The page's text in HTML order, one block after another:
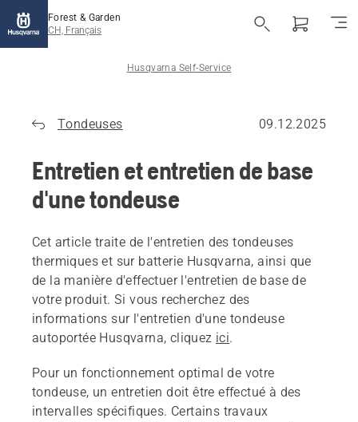
Forest & Garden
CH, Français
Husqvarna Self-Service
Tondeuses 09.12.2025
Entretien et entretien de base
d'une tondeuse
Cet article traite de l'entretien des tondeuses
thermiques et sur batterie Husqvarna, ainsi que
de la manière d'effectuer l'entretien de base de
votre produit. Si vous recherchez des
informations sur l'entretien d'une tondeuse
autoportée Husqvarna, cliquez ici.
Pour un fonctionnement optimal de votre
tondeuse, un entretien doit être effectué à des
intervalles spécifiques. Certains travaux